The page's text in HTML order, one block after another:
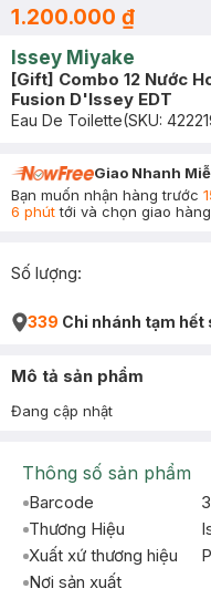
1.200.000 ₫
Issey Miyake
[Gift] Combo 12 Nước
Fusion D'Issey EDT
Eau De Toilette(SKU:
Giao Nhanh
Bạn muốn nhận hàng trước
6 phúttới và chọn giao hàng
Số lượng:
339 Chi nhánh tạm hết
Mô tả sản phẩm
Đang cập nhật
Thông số sản phẩm
Barcode
Thương Hiệu
Xuất xứ thương hiệu
Nơi sản xuất